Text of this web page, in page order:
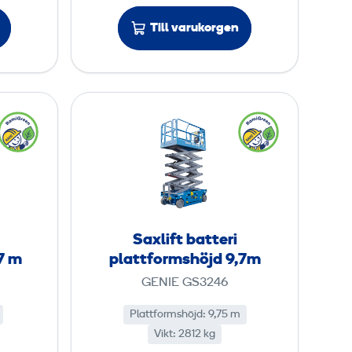
p
l
a
t
t
o
r
m
s
ö
j
d
Till varukorgen
m
a
x
l
i
f
t
b
t
e
Saxlift batteri
plattformshöjd 9,7m
GENIE GS3246
Plattformshöjd: 9,75 m
Vikt: 2812 kg